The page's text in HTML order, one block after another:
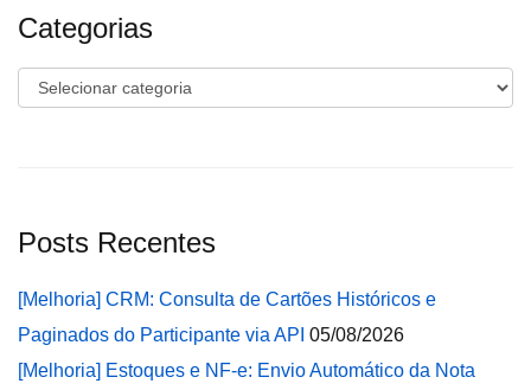
Categorias
Categorias
Posts Recentes
[Melhoria] CRM: Consulta de Cartões Históricos e
Paginados do Participante via API 05/08/2026
[Melhoria] Estoques e NF-e: Envio Automático da Nota